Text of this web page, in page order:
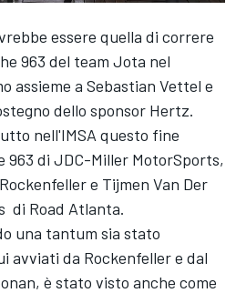
essere quella di correre
963 del team Jota nel
assieme a Sebastian Vettel e
dello sponsor Hertz.
nell'IMSA questo fine
963 di JDC-Miller MotorSports,
e Tijmen Van Der
di Road Atlanta.
una tantum sia stato
avviati da Rockenfeller e dal
è stato visto anche come